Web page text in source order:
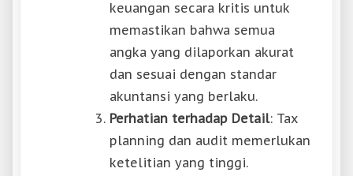
keuangan secara kritis untuk
memastikan bahwa semua
angka yang dilaporkan akurat
dan sesuai dengan standar
akuntansi yang berlaku.
Perhatian terhadap Detail: Tax
planning dan audit memerlukan
ketelitian yang tinggi.